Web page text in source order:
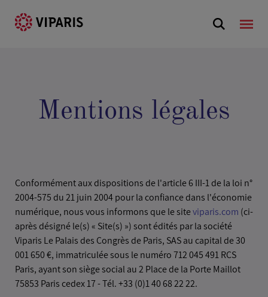
Mentions légales
Conformément aux dispositions de l'article 6 III-1 de la loi n°
2004-575 du 21 juin 2004 pour la confiance dans l'économie
numérique, nous vous informons que le siteviparis.com (ci-
après désigné le(s) « Site(s) ») sont édités par la société
Viparis Le Palais des Congrès de Paris, SAS au capital de 30
001 650 €, immatriculée sous le numéro 712 045 491 RCS
Paris, ayant son siège social au 2 Place de la Porte Maillot
75853 Paris cedex 17 - Tél. +33 (0)1 40 68 22 22.